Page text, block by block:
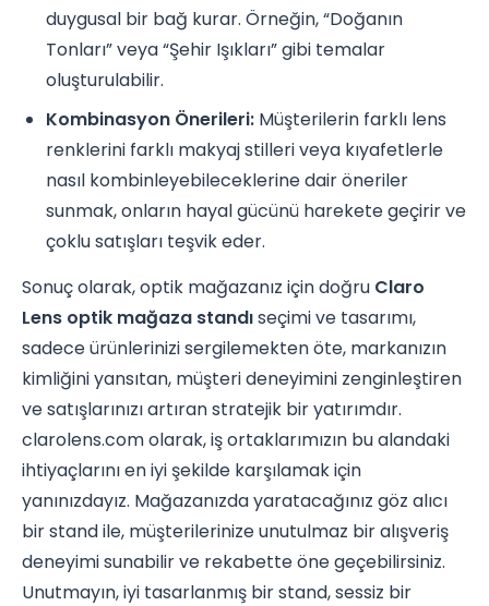
duygusal bir bağ kurar. Örneğin, “Doğanın
Tonları” veya “Şehir Işıkları” gibi temalar
oluşturulabilir.
Kombinasyon Önerileri: Müşterilerin farklı lens
renklerini farklı makyaj stilleri veya kıyafetlerle
nasıl kombinleyebileceklerine dair öneriler
sunmak, onların hayal gücünü harekete geçirir ve
çoklu satışları teşvik eder.
Sonuç olarak, optik mağazanız için doğru Claro
Lens optik mağaza standıseçimi ve tasarımı,
sadece ürünlerinizi sergilemekten öte, markanızın
kimliğini yansıtan, müşteri deneyimini zenginleştiren
ve satışlarınızı artıran stratejik bir yatırımdır.
clarolens.com olarak, iş ortaklarımızın bu alandaki
ihtiyaçlarını en iyi şekilde karşılamak için
yanınızdayız. Mağazanızda yaratacağınız göz alıcı
bir stand ile, müşterilerinize unutulmaz bir alışveriş
deneyimi sunabilir ve rekabette öne geçebilirsiniz.
Unutmayın, iyi tasarlanmış bir stand, sessiz bir